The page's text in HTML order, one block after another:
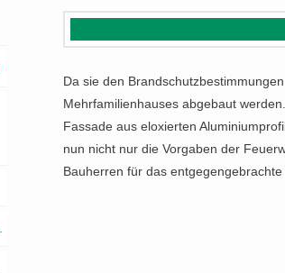
Da sie den
Mehrfamilienhauses abgebaut
Fassade aus eloxierten
nun nicht nur die Vorgaben der
Bauherren für das entgegengebrachte